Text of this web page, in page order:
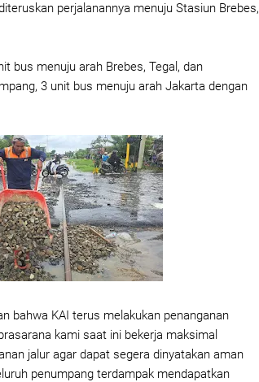
perjalanannya menuju Stasiun Brebes,
bus menuju arah Brebes, Tegal, dan
3 unit bus menuju arah Jakarta dengan
bahwa KAI terus melakukan penanganan
kami saat ini bekerja maksimal
jalur agar dapat segera dinyatakan aman
penumpang terdampak mendapatkan